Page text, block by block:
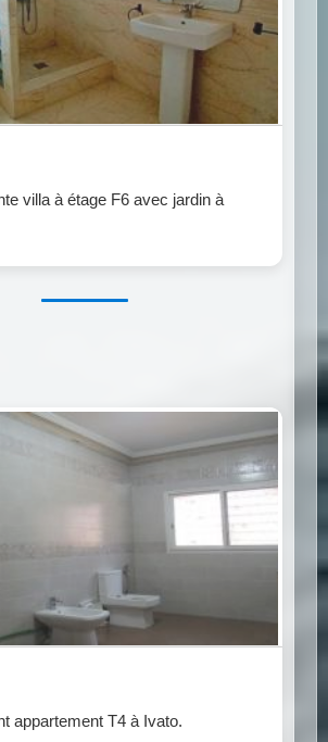
villa à étage F6 avec jardin à
appartement T4 à Ivato.